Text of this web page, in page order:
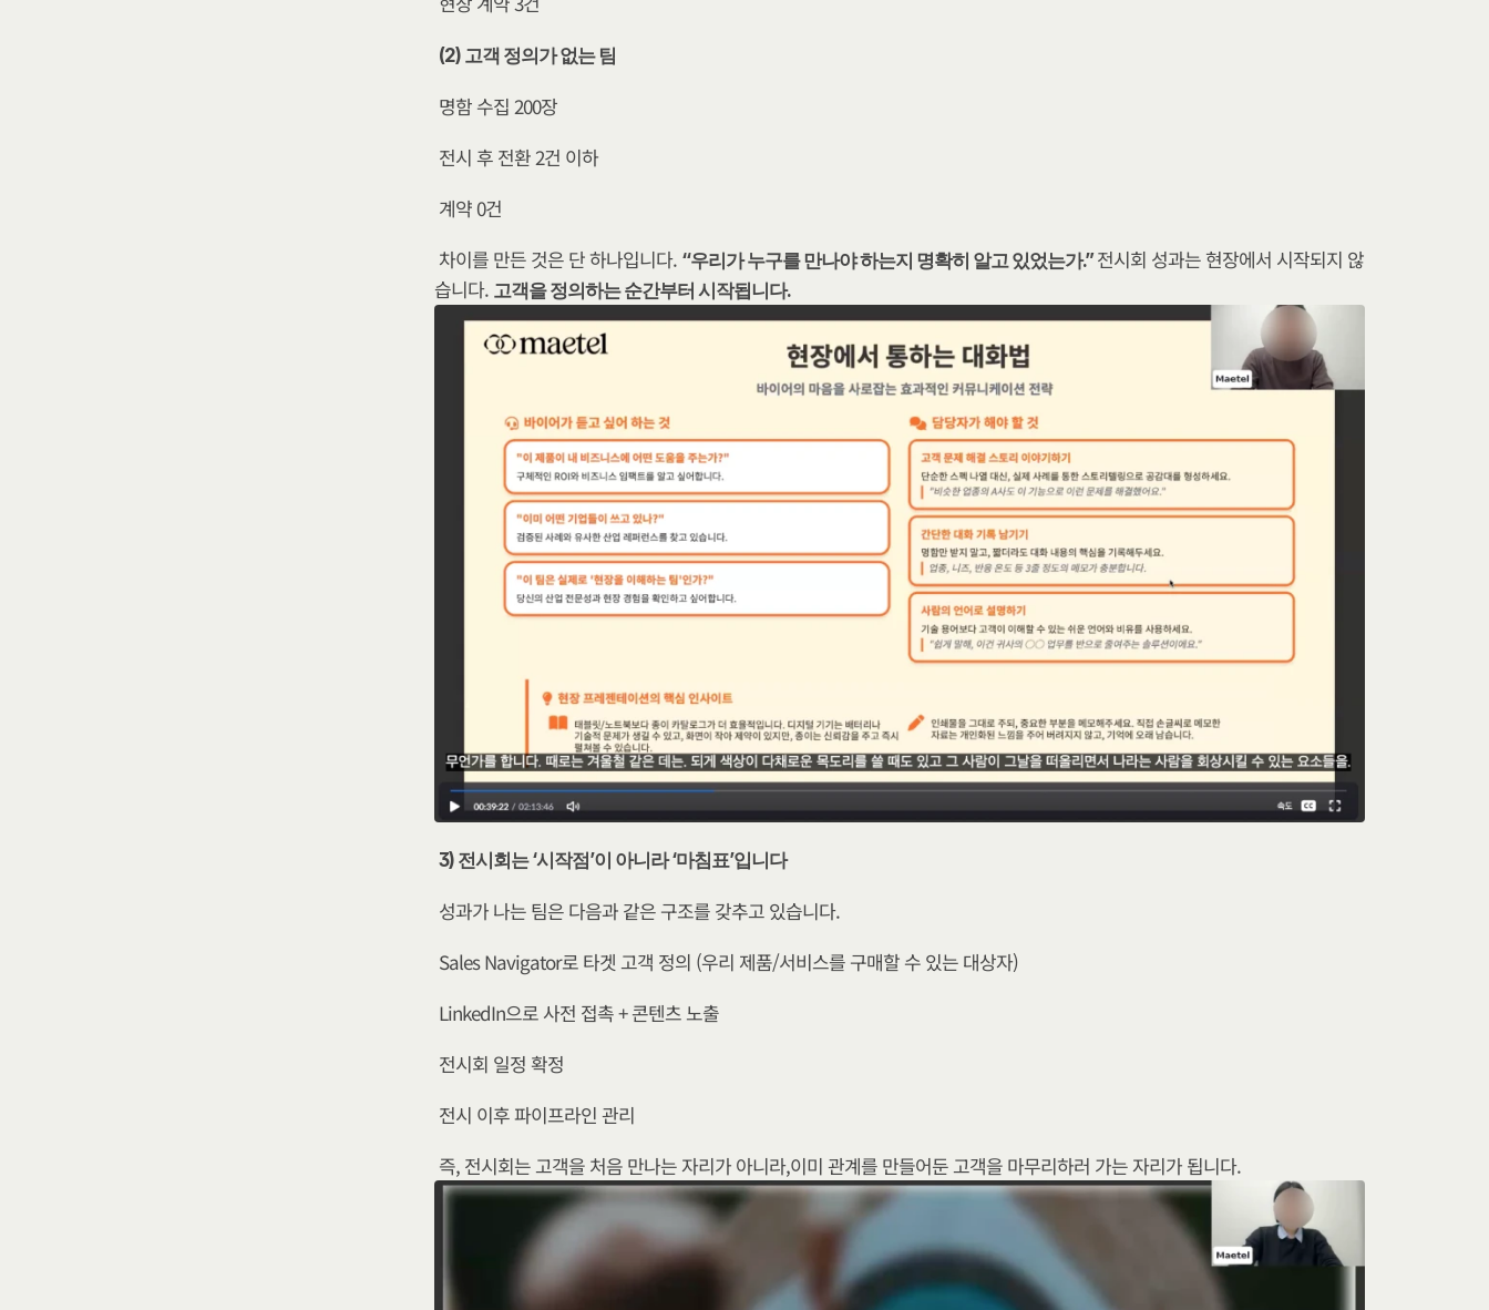
(2) 고객 정의가 없는 팀
명함 수집 200장
전시 후 전환 2건 이하
계약 0건
차이를 만든 것은 단 하나입니다. “우리가 누구를 만나야 하는지 명확히 알고 있었는가.” 전시회 성과는 현장에서 시작되지 않
습니다. 고객을 정의하는 순간부터 시작됩니다.
3) 전시회는 ‘시작점’이 아니라 ‘마침표’입니다
성과가 나는 팀은 다음과 같은 구조를 갖추고 있습니다.
Sales Navigator로 타겟 고객 정의 (우리 제품/서비스를 구매할 수 있는 대상자)
LinkedIn으로 사전 접촉 + 콘텐츠 노출
전시회 일정 확정
전시 이후 파이프라인 관리
즉, 전시회는 고객을 처음 만나는 자리가 아니라,이미 관계를 만들어둔 고객을 마무리하러 가는 자리가 됩니다.